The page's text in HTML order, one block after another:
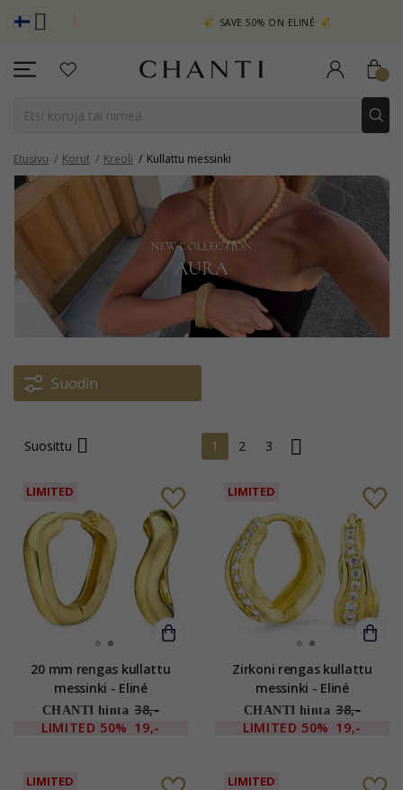
SAVE 50% ON ELINÉ
Etusivu Korut Kreoli Kullattu messinki
Suodin
Suosittu 1 2 3
LIMITED
20 mm rengas kullattu
messinki - Eliné
CHANTI hinta 38,-
LIMITED 50% 19,-
LIMITED
Zirkoni rengas kullattu
messinki - Eliné
CHANTI hinta 38,-
LIMITED 50% 19,-
LIMITED LIMITED